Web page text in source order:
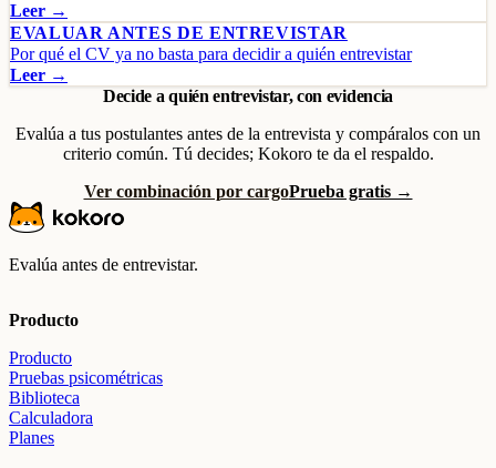
Leer →
EVALUAR ANTES DE ENTREVISTAR
Por qué el CV ya no basta para decidir a quién entrevistar
Leer →
Decide a quién entrevistar, con evidencia
Evalúa a tus postulantes antes de la entrevista y compáralos con un
criterio común. Tú decides; Kokoro te da el respaldo.
Ver combinación por cargoPrueba gratis →
Evalúa antes de entrevistar.
Producto
Producto
Pruebas psicométricas
Biblioteca
Calculadora
Planes